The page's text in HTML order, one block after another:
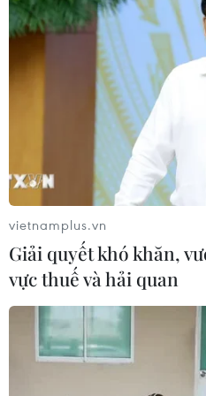
#bản tin thời sự
#tội phạm
#tội phạm hình sự
#hình sự
#phạm pháp
#pháp luật
#an ninh xã hội
#chính trị
Mỹ Philippines
Theo dõi VietnamPlus
TIN LIÊN QUAN
vietnamplus.vn
Giải quyết khó khăn,
vực thuế và hải quan